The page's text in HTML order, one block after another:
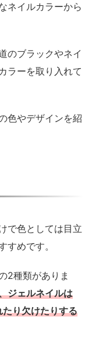
ネイルカラーから
のブラックやネイ
ラーを取り入れて
色やデザインを紹
で色としては目立
すめです。
2種類がありま
ジェルネイルは
り欠けたりする